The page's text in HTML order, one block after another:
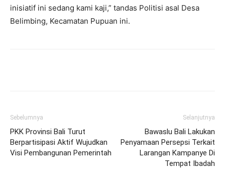
inisiatif ini sedang kami kaji,” tandas Politisi asal Desa
Belimbing, Kecamatan Pupuan ini.
Sebelumnya
PKK Provinsi Bali Turut
Berpartisipasi Aktif Wujudkan
Visi Pembangunan Pemerintah
Selanjutnya
Bawaslu Bali Lakukan
Penyamaan Persepsi Terkait
Larangan Kampanye Di
Tempat Ibadah